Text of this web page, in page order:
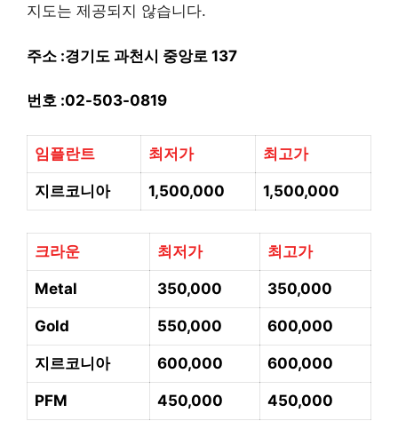
지도는 제공되지 않습니다.
주소 :경기도 과천시 중앙로 137
번호 :02-503-0819
임플란트 최저가 최고가
지르코니아 1,500,000 1,500,000
크라운 최저가 최고가
Metal 350,000 350,000
Gold 550,000 600,000
지르코니아 600,000 600,000
PFM 450,000 450,000